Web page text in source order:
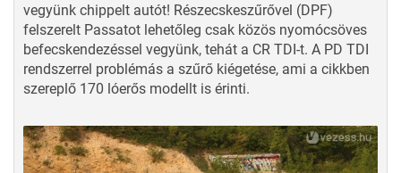
vegyünk chippelt autót! Részecskeszűrővel (DPF)
felszerelt Passatot lehetőleg csak közös nyomócsöves
befecskendezéssel vegyünk, tehát a CR TDI-t. A PD TDI
rendszerrel problémás a szűrő kiégetése, ami a cikkben
szereplő 170 lóerős modellt is érinti.